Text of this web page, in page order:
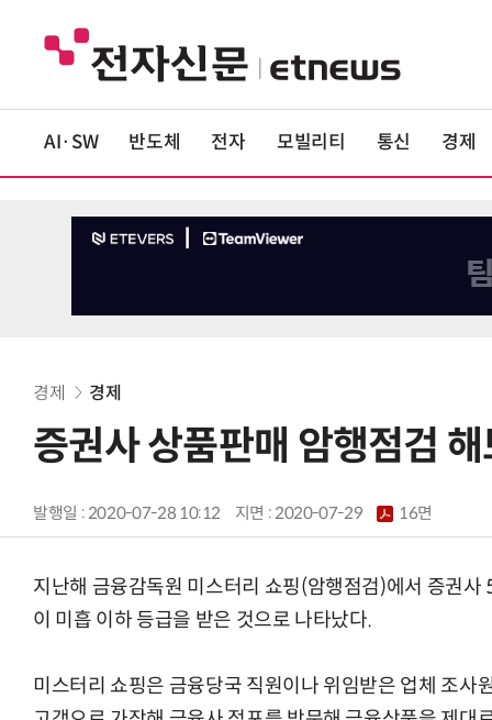
AI·SW 반도체 전자 모빌리티 통신 경제
경제 경제
증권사 상품판매 암행점검
발행일 : 2020-07-28 10:12 지면 :2020-07-29 16면
지난해 금융감독원 미스터리 쇼핑(암행점검)에서 증권사
이 미흡 이하 등급을 받은 것으로 나타났다.
미스터리 쇼핑은 금융당국 직원이나 위임받은 업체 조사